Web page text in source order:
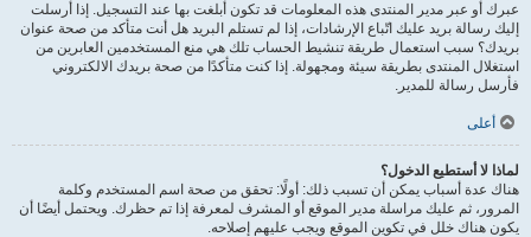
عبرك أو عبر مدير المنتدى هذه المعلومات قد تكون أبلغت بها عند التسجيل. إذا أرسلت
إليك رسالة بريد عليك اتّباع الإرشادات، إذا لم تستلم البريد هل أنت متأكد من صحة عنوان
بريدك؟ سبب استعمال طريقة تنشيط الحساب تلك هي منع المستخدمين العابرين من
استغلال المنتدى بطريقة سيئة ومجهولة. إذا كنت متأكدًا من صحة بريدك الالكتروني
فأرسل رسالة للمدير.
أعلى
لماذا لا أستطيع الدخول؟
هناك عدة أسباب يمكن أن تسبب ذلك: أولًا: تحقق من صحة اسم المستخدم وكلمة
المرور، ثم عليك مراسلة مدير الموقع أو المشرف لمعرفة إذا تم حظرك. ويحتمل أيضًا أن
يكون هناك خلل في تكوين الموقع ويجب عليهم إصلاحه.